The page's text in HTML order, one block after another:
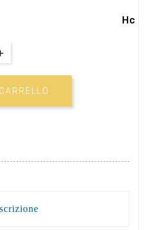
Hc